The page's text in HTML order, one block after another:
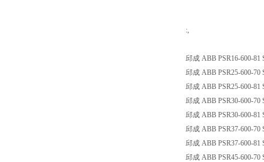
:,
邱成 ABB PSR16-600-81
邱成 ABB PSR25-600-70
邱成 ABB PSR25-600-81
邱成 ABB PSR30-600-70
邱成 ABB PSR30-600-81
邱成 ABB PSR37-600-70
邱成 ABB PSR37-600-81
邱成 ABB PSR45-600-70